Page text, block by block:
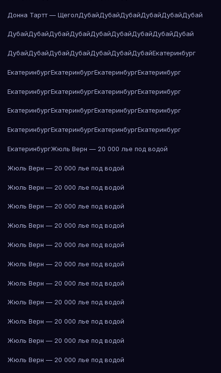
Донна Тартт — ЩеголДубайДубайДубайДубайДубайДубай
ДубайДубайДубайДубайДубайДубайДубайДубайДубай
ДубайДубайДубайДубайДубайДубайДубайЕкатеринбург
ЕкатеринбургЕкатеринбургЕкатеринбургЕкатеринбург
ЕкатеринбургЕкатеринбургЕкатеринбургЕкатеринбург
ЕкатеринбургЕкатеринбургЕкатеринбургЕкатеринбург
ЕкатеринбургЕкатеринбургЕкатеринбургЕкатеринбург
ЕкатеринбургЖюль Верн — 20 000 лье под водой
Жюль Верн — 20 000 лье под водой
Жюль Верн — 20 000 лье под водой
Жюль Верн — 20 000 лье под водой
Жюль Верн — 20 000 лье под водой
Жюль Верн — 20 000 лье под водой
Жюль Верн — 20 000 лье под водой
Жюль Верн — 20 000 лье под водой
Жюль Верн — 20 000 лье под водой
Жюль Верн — 20 000 лье под водой
Жюль Верн — 20 000 лье под водой
Жюль Верн — 20 000 лье под водой